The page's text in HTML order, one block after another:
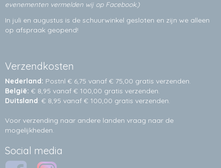
evenementen vermelden wij op Facebook.)
In juli en augustus is de schuurwinkel gesloten en zijn we alleen
op afspraak geopend!
Verzendkosten
Nederland: Postnl € 6,75 vanaf € 75,00 gratis verzenden.
België: € 8,95 vanaf € 100,00 gratis verzenden.
Duitsland: € 8,95 vanaf € 100,00 gratis verzenden.
Voor verzending naar andere landen vraag naar de
mogelijkheden.
Social media